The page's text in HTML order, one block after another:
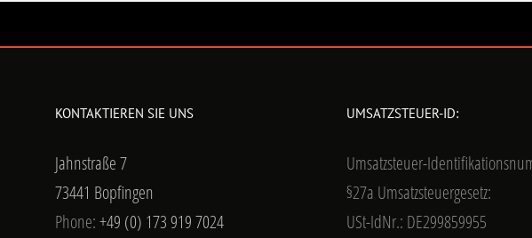
KONTAKTIEREN SIE UNS
Jahnstraße 7
73441 Bopfingen
Phone:+49 (0) 173 919 7024
UMSATZSTEUER-ID:
Umsatzsteuer-
§27a Umsatzsteuergesetz:
USt-IdNr.: DE299859955